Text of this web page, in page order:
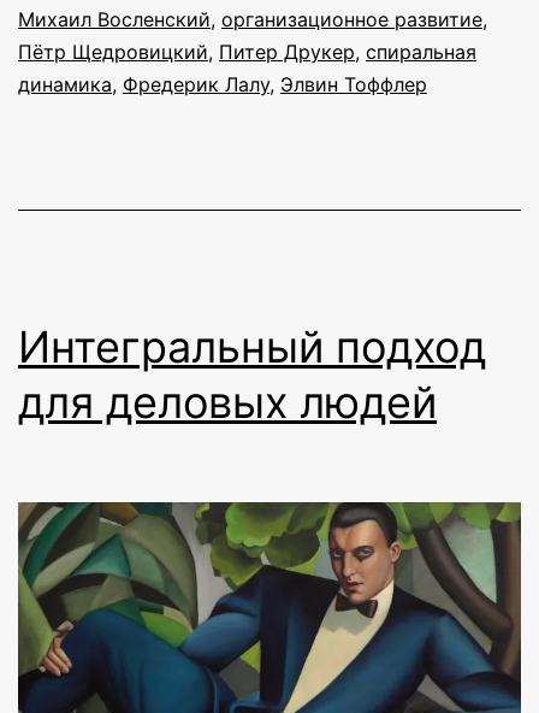
Михаил Восленский, организационное развитие,
Пётр Щедровицкий, Питер Друкер, спиральная
динамика, Фредерик Лалу, Элвин Тоффлер
Интегральный подход
для деловых людей